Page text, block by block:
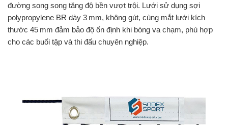
đường song song tăng độ bền vượt trội. Lưới sử dụng sợi
polypropylene BR dày 3 mm, không gút, cùng mắt lưới kích
thước 45 mm đảm bảo độ ổn định khi bóng va chạm, phù hợp
cho các buổi tập và thi đấu chuyên nghiệp.